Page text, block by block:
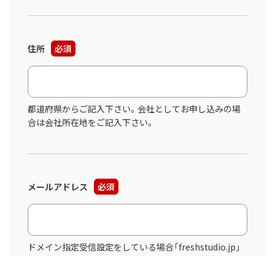
住所 必須
都道府県からご記入下さい。会社としてお申し込みの場
合は会社所在地をご記入下さい。
メールアドレス 必須
ドメイン指定受信設定をしている場合「freshstudio.jp」